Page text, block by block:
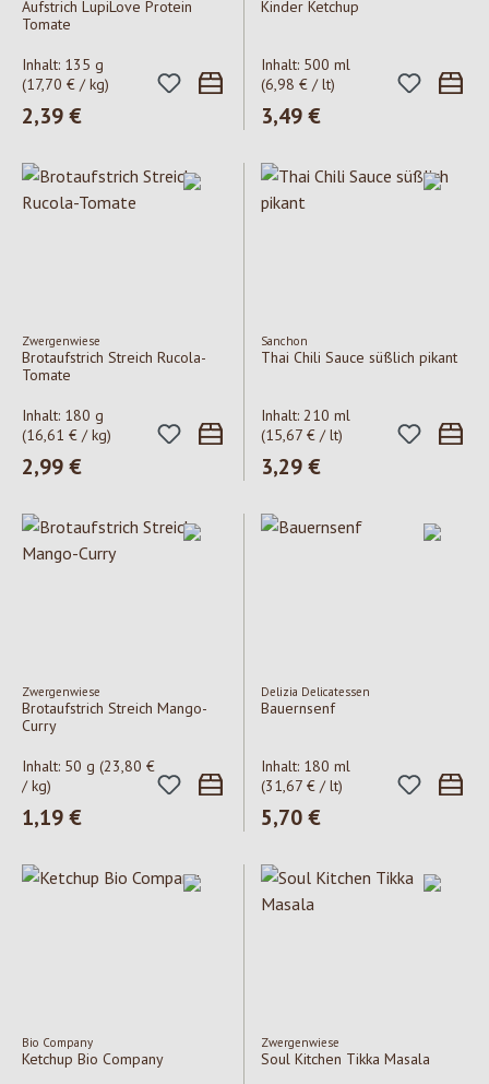
Aufstrich LupiLove Protein
Tomate
Inhalt: 135 g
(17,70 € / kg)
Regulärer Preis:
2,39 €
Kinder Ketchup
Inhalt: 500 ml
(6,98 € / lt)
Regulärer Preis:
3,49 €
Zwergenwiese
Brotaufstrich Streich Rucola-
Tomate
Inhalt: 180 g
(16,61 € / kg)
Regulärer Preis:
2,99 €
Sanchon
Thai Chili Sauce süßlich pikant
Inhalt: 210 ml
(15,67 € / lt)
Regulärer Preis:
3,29 €
Zwergenwiese
Brotaufstrich Streich Mango-
Curry
Inhalt: 50 g (23,80 €
/ kg)
Regulärer Preis:
1,19 €
Delizia Delicatessen
Bauernsenf
Inhalt: 180 ml
(31,67 € / lt)
Regulärer Preis:
5,70 €
Bio Company
Ketchup Bio Company
Zwergenwiese
Soul Kitchen Tikka Masala